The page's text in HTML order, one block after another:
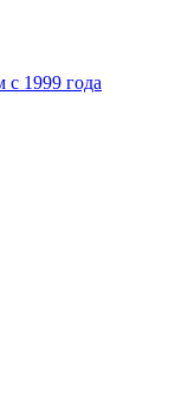
с 1999 года